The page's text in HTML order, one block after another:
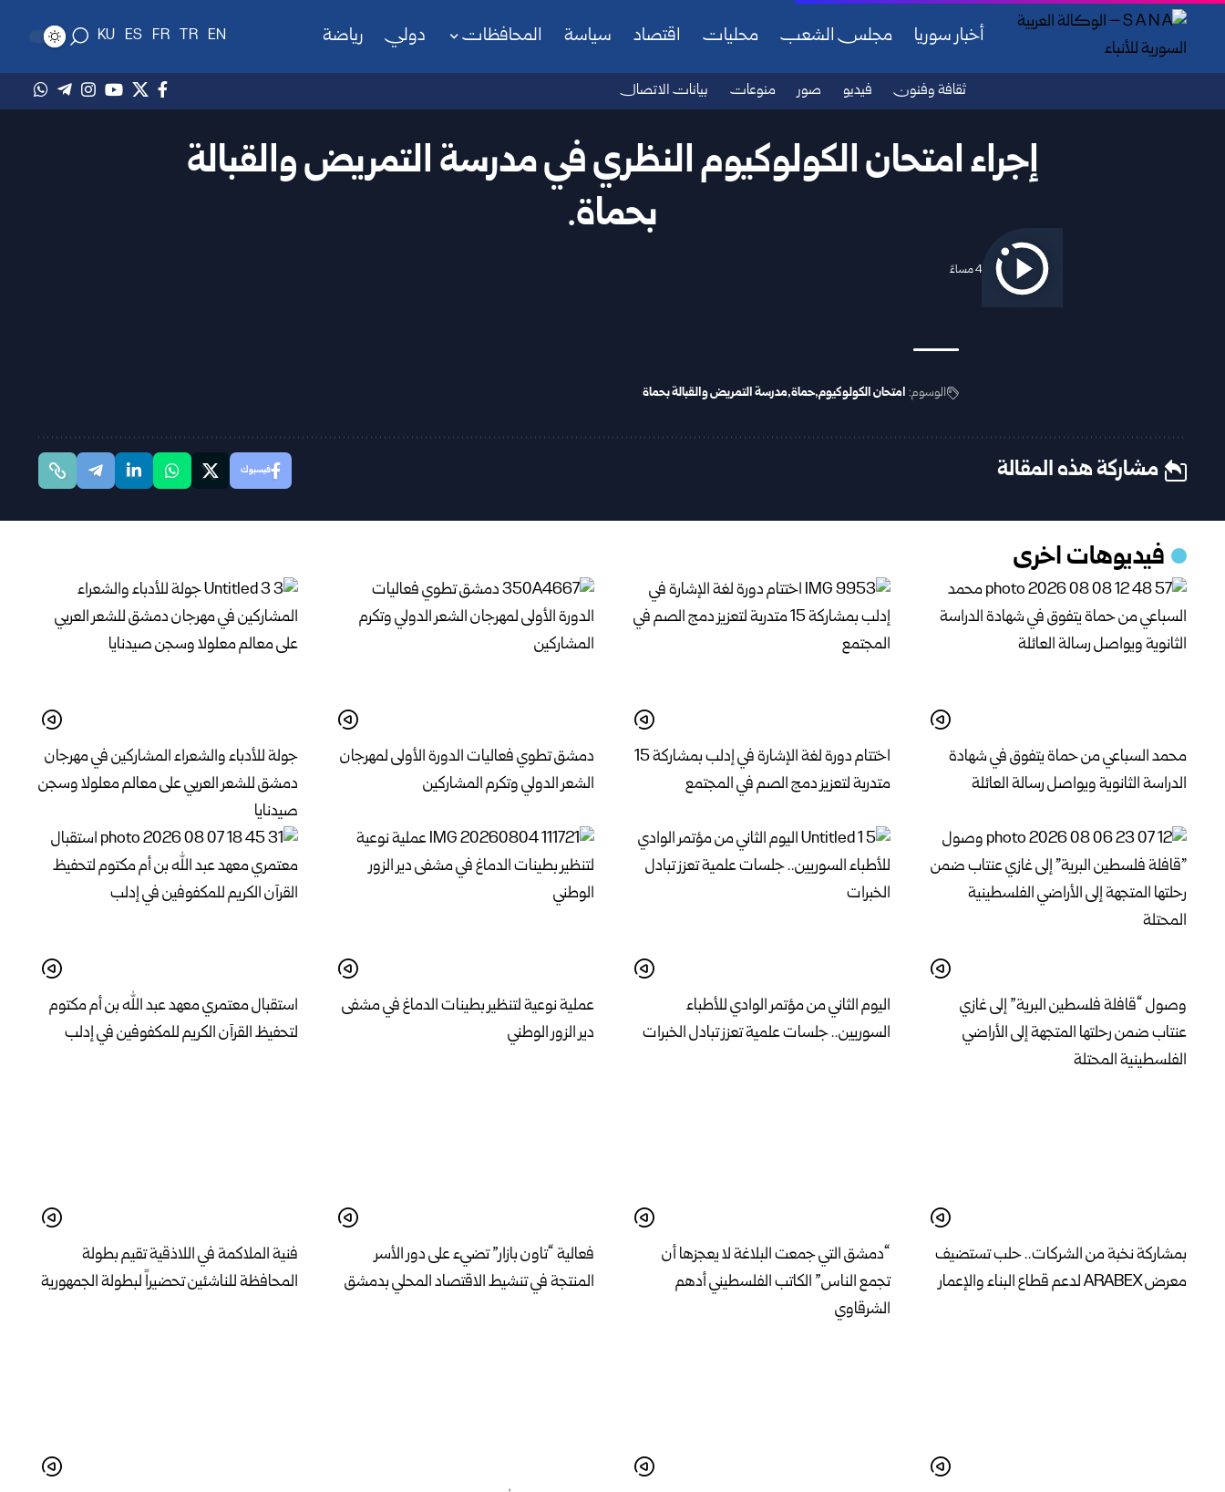
أخبار سوريا مجلس الشعب محليات اقتصاد سياسة المحافظات دولي رياضة EN
TR
FR
ES
KU
ثقافة وفنون فيديو صور منوعات بيانات الاتصال
إجراء امتحان الكولوكيوم النظري في مدرسة التمريض والقبالة
بحماة.
2025/11/11 4:54 مساءً
الوسوم: امتحان الكولوكيوم حماة مدرسة التمريض والقبالة بحماة
مشاركة هذه المقالة فيسبوك
فيديوهات اخرى
محمد السباعي من حماة يتفوق في شهادة
الدراسة الثانوية ويواصل رسالة العائلة
اختتام دورة لغة الإشارة في إدلب بمشاركة 15
متدربة لتعزيز دمج الصم في المجتمع
دمشق تطوي فعاليات الدورة الأولى لمهرجان
الشعر الدولي وتكرم المشاركين
جولة للأدباء والشعراء المشاركين في مهرجان
دمشق للشعر العربي على معالم معلولا وسجن
صيدنايا
وصول “قافلة فلسطين البرية” إلى غازي
عنتاب ضمن رحلتها المتجهة إلى الأراضي
الفلسطينية المحتلة
اليوم الثاني من مؤتمر الوادي للأطباء
السوريين.. جلسات علمية تعزز تبادل الخبرات
عملية نوعية لتنظير بطينات الدماغ في مشفى
دير الزور الوطني
استقبال معتمري معهد عبد الله بن أم مكتوم
لتحفيظ القرآن الكريم للمكفوفين في إدلب
بمشاركة نخبة من الشركات.. حلب تستضيف
معرض ARABEX لدعم قطاع البناء والإعمار
“دمشق التي جمعت البلاغة لا يعجزها أن
تجمع الناس” الكاتب الفلسطيني أدهم
الشرقاوي
فعالية “تاون بازار” تضيء على دور الأسر
المنتجة في تنشيط الاقتصاد المحلي بدمشق
فنية الملاكمة في اللاذقية تقيم بطولة
المحافظة للناشئين تحضيراً لبطولة الجمهورية